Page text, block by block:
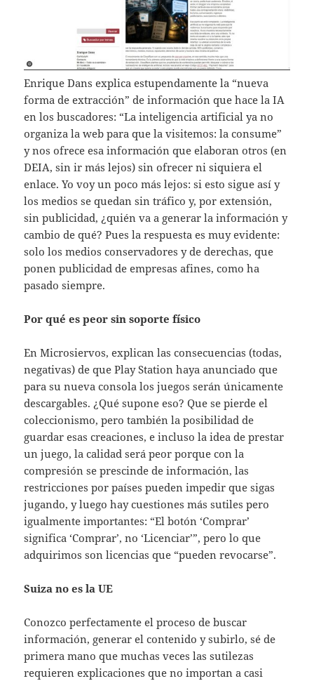
Enrique Dans explica estupendamente la “nueva
forma de extracción” de información que hace la IA
en los buscadores: “La inteligencia artificial ya no
organiza la web para que la visitemos: la consume”
y nos ofrece esa información que elaboran otros (en
DEIA, sin ir más lejos) sin ofrecer ni siquiera el
enlace. Yo voy un poco más lejos: si esto sigue así y
los medios se quedan sin tráfico y, por extensión,
sin publicidad, ¿quién va a generar la información y
cambio de qué? Pues la respuesta es muy evidente:
solo los medios conservadores y de derechas, que
ponen publicidad de empresas afines, como ha
pasado siempre.
Por qué es peor sin soporte físico
En Microsiervos, explican las consecuencias (todas,
negativas) de que Play Station haya anunciado que
para su nueva consola los juegos serán únicamente
descargables. ¿Qué supone eso? Que se pierde el
coleccionismo, pero también la posibilidad de
guardar esas creaciones, e incluso la idea de prestar
un juego, la calidad será peor porque con la
compresión se prescinde de información, las
restricciones por países pueden impedir que sigas
jugando, y luego hay cuestiones más sutiles pero
igualmente importantes: “El botón ‘Comprar’
significa ‘Comprar’, no ‘Licenciar’”, pero lo que
adquirimos son licencias que “pueden revocarse”.
Suiza no es la UE
Conozco perfectamente el proceso de buscar
información, generar el contenido y subirlo, sé de
primera mano que muchas veces las sutilezas
requieren explicaciones que no importan a casi